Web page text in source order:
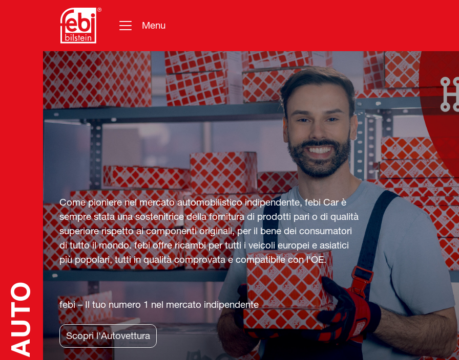
Vai al contenuto principale
Menu
Come pioniere nel mercato automobilistico indipendente, febi Car è
sempre stata una sostenitrice della fornitura di prodotti pari o di qualità
superiore rispetto ai componenti originali, per il bene dei consumatori
di tutto il mondo. febi offre ricambi per tutti i veicoli europei e asiatici
più popolari, tutti in qualità comprovata e compatibile con l'OE.
febi – Il tuo numero 1 nel mercato indipendente
Scopri l'Autovettura
AUTO